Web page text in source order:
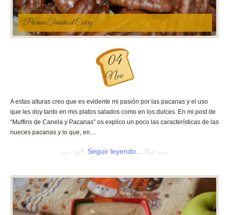
Pacanas Tostadas al Curry
04
Nov
A estas alturas creo que es evidente mi pasión por las pacanas y el uso
que les doy tanto en mis platos salados como en los dulces. En mi post de
“Muffins de Canela y Pacanas” os explico un poco las características de las
nueces pacanas y lo que, en ...
Seguir leyendo...